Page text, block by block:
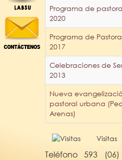
Programa de
2020
Programa de
2017
Celebraciones de
2013
Nueva
pastoral urbana
Arenas)
Visitas
Teléfono 593